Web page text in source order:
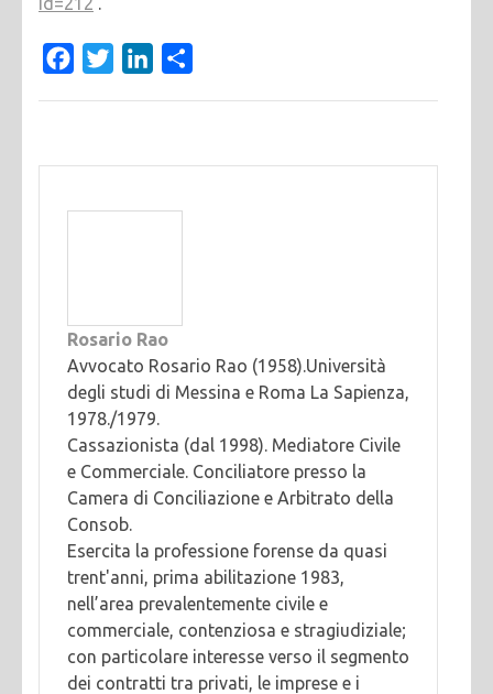
FacebookTwitterLinkedIn
Rosario Rao
Avvocato Rosario Rao (1958).Università
degli studi di Messina e Roma La Sapienza,
1978./1979.
Cassazionista (dal 1998). Mediatore Civile
e Commerciale. Conciliatore presso la
Camera di Conciliazione e Arbitrato della
Consob.
Esercita la professione forense da quasi
trent'anni, prima abilitazione 1983,
nell’area prevalentemente civile e
commerciale, contenziosa e stragiudiziale;
con particolare interesse verso il segmento
dei contratti tra privati, le imprese e i